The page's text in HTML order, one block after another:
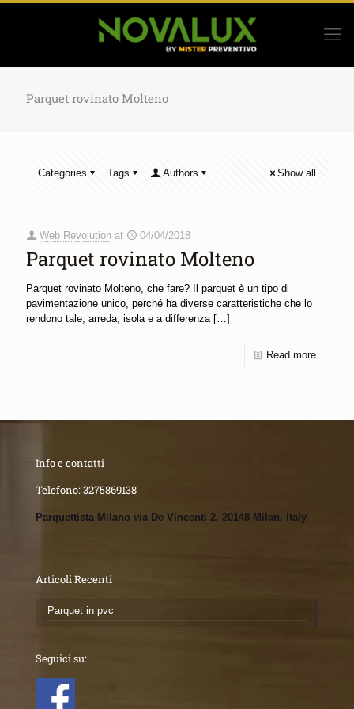
Parquet rovinato Molteno
Categories Tags Authors Show all
Web Revolution at 04/04/2018
Parquet rovinato Molteno
Parquet rovinato Molteno, che fare? Il parquet è un tipo di
pavimentazione unico, perché ha diverse caratteristiche che lo
rendono tale; arreda, isola e a differenza[…]
Read more
Info e contatti
Telefono:3275869138
Parquettista Milano via De Vincenti 2, 20148 Milan, Italy
Articoli Recenti
Parquet in pvc
Seguici su: